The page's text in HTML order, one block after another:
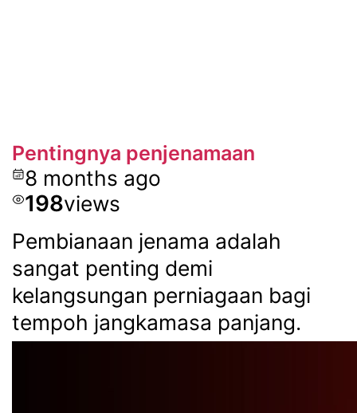
Pentingnya penjenamaan
8 months ago
198views
Pembianaan jenama adalah
sangat penting demi
kelangsungan perniagaan bagi
tempoh jangkamasa panjang.